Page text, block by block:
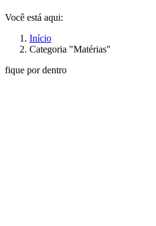
Você está aqui:
Início
Categoria "Matérias"
fique por dentro